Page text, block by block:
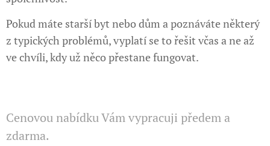
Pokud máte starší byt nebo dům a poznáváte některý
z typických problémů, vyplatí se to řešit včas a ne až
ve chvíli, kdy už něco přestane fungovat.
Cenovou nabídku Vám vypracuji předem a
zdarma.